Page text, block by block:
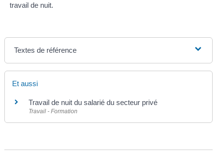
travail de nuit.
Textes de référence
Et aussi
Travail de nuit du salarié du secteur privé
Travail - Formation